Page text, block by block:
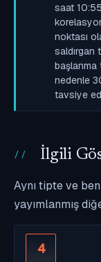
saat
noktası
saldırgan
başlanma
nedenle
tavsiye
İlgili
Aynı tipte ve
yayımlanmış
4